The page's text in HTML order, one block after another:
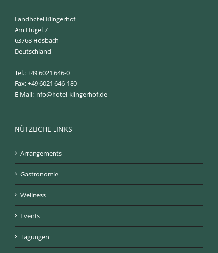
Landhotel Klingerhof
Am Hügel 7
63768 Hösbach
Deutschland
Tel.: +49 6021 646-0
Fax: +49 6021 646-180
E-Mail: info@hotel-klingerhof.de
NÜTZLICHE LINKS
Arrangements
Gastronomie
Wellness
Events
Tagungen